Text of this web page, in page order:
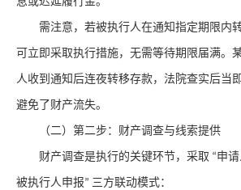
需注意，若被执行人在通知指定期限内
可立即采取执行措施，无需等待期限届满。
人收到通知后连夜转移存款，法院查实后当
避免了财产流失。
（二）第二步：财产调查与线索提供
财产调查是执行的关键环节，采取 “申
被执行人申报” 三方联动模式：